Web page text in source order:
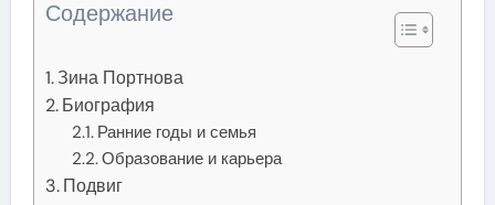
Содержание
Зина Портнова
Биография
Ранние годы и семья
Образование и карьера
Подвиг